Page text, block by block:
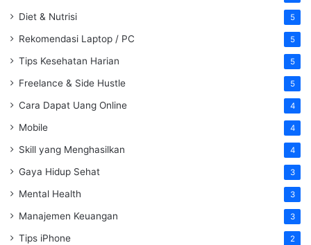
Diet & Nutrisi 5
Rekomendasi Laptop / PC 5
Tips Kesehatan Harian 5
Freelance & Side Hustle 5
Cara Dapat Uang Online 4
Mobile 4
Skill yang Menghasilkan 4
Gaya Hidup Sehat 3
Mental Health 3
Manajemen Keuangan 3
Tips iPhone 2